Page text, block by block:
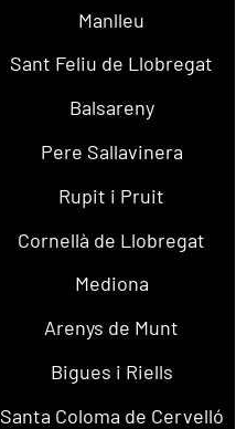
Manlleu
Sant Feliu de Llobregat
Balsareny
Pere Sallavinera
Rupit i Pruit
Cornellà de Llobregat
Mediona
Arenys de Munt
Bigues i Riells
Santa Coloma de Cervelló